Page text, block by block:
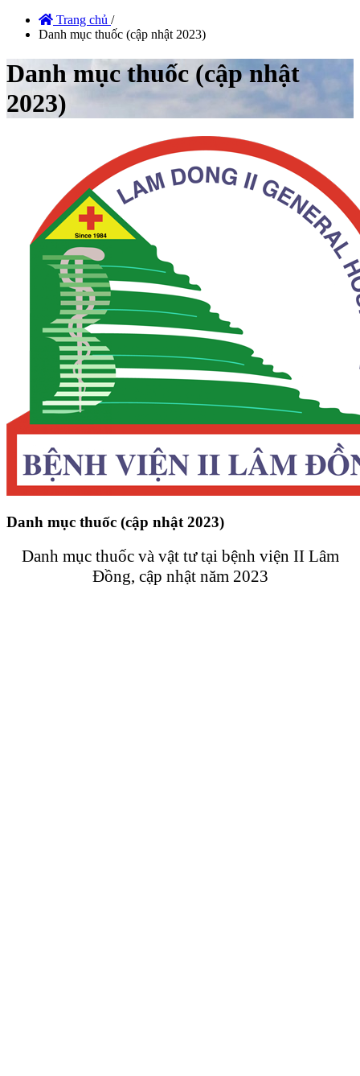
Trang chủ /
Danh mục thuốc (cập nhật 2023)
Danh mục thuốc (cập nhật
2023)
Danh mục thuốc (cập nhật 2023)
Danh mục thuốc và vật tư tại bệnh viện II Lâm
Đồng, cập nhật năm 2023